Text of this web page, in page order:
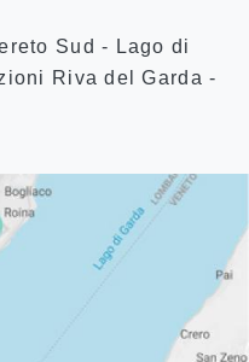
Sud - Lago di
Riva del Garda -